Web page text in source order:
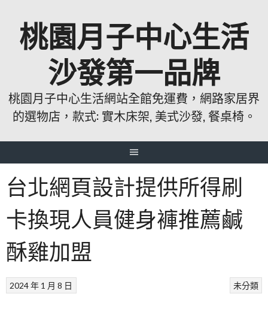
桃園月子中心生活
沙發第一品牌
桃園月子中心生活網站全館免運費，網路家居界
的選物店，款式: 實木床架, 美式沙發, 餐桌椅。
台北網頁設計提供所得刷
卡換現人員健身褲推薦鹹
酥雞加盟
未分類
2024 年 1 月 8 日